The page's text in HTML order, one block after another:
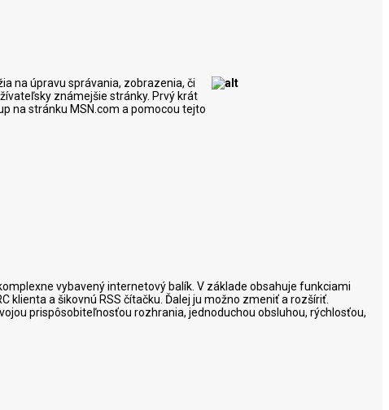
na úpravu správania, zobrazenia, či
známejšie stránky. Prvý krát
na stránku MSN.com a pomocou tejto
vybavený internetový balík. V základe obsahuje funkciami
klienta a šikovnú RSS čítačku. Ďalej ju možno zmeniť a rozšíriť.
prispôsobiteľnosťou rozhrania, jednoduchou obsluhou, rýchlosťou,